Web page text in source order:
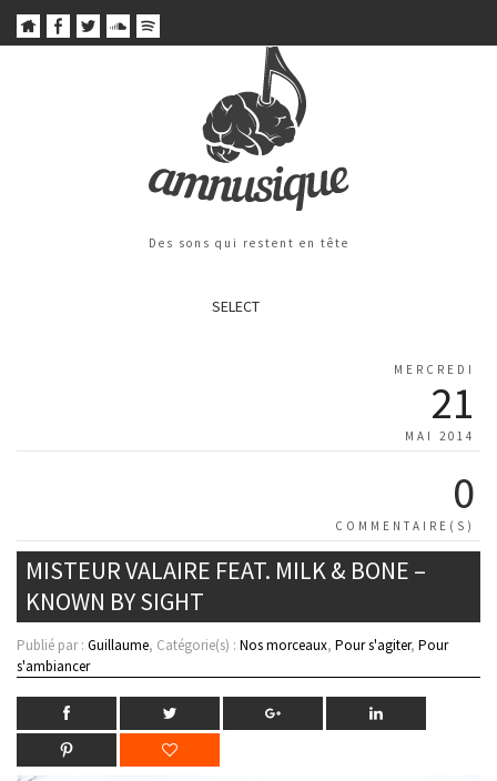
Des sons qui restent en tête
SELECT
MERCREDI
21
MAI 2014
0
COMMENTAIRE(S)
MISTEUR VALAIRE FEAT. MILK & BONE –
KNOWN BY SIGHT
Publié par : Guillaume, Catégorie(s) : Nos morceaux, Pour s'agiter, Pour
s'ambiancer